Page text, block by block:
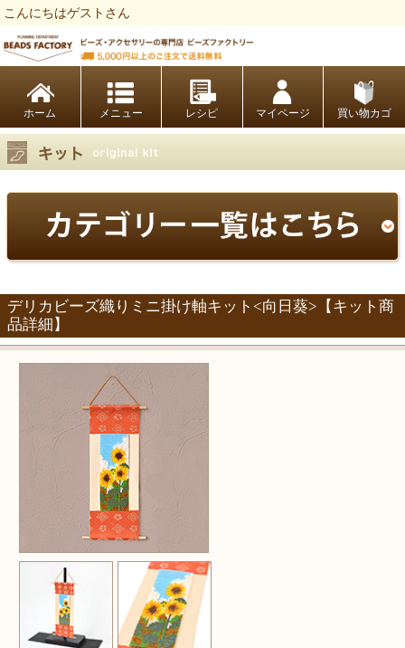
こんにちはゲストさん
ホーム レシピ マイページ 買い物カゴ
デリカビーズ織りミニ掛け軸キット<向日葵>【キット商
品詳細】